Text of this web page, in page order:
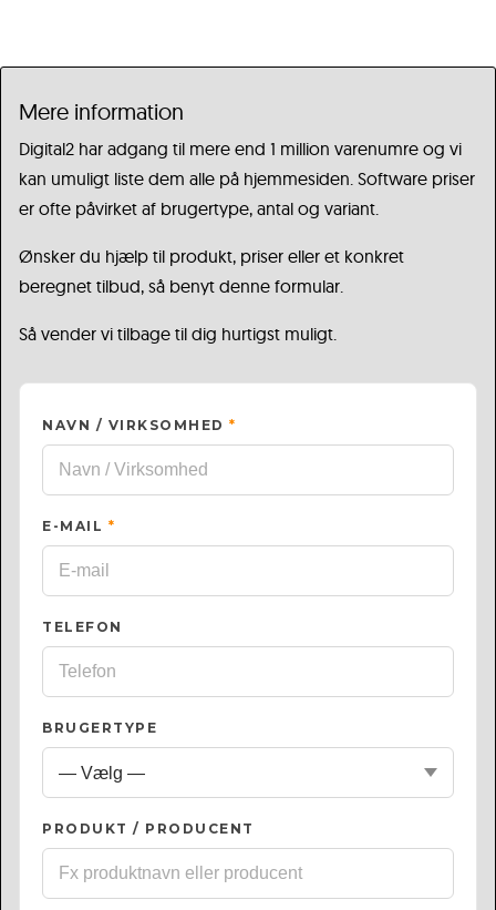
Mere information
Digital2 har adgang til mere end 1 million varenumre og vi
kan umuligt liste dem alle på hjemmesiden. Software priser
er ofte påvirket af brugertype, antal og variant.
Ønsker du hjælp til produkt, priser eller et konkret
beregnet tilbud, så benyt denne formular.
Så vender vi tilbage til dig hurtigst muligt.
NAVN / VIRKSOMHED *
E-MAIL *
TELEFON
BRUGERTYPE
PRODUKT / PRODUCENT